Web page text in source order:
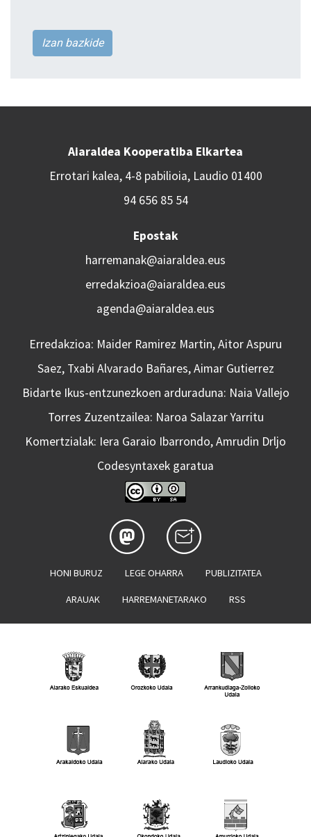
Izan bazkide
Aiaraldea Kooperatiba Elkartea
Errotari kalea, 4-8 pabilioia, Laudio 01400
94 656 85 54
Epostak
harremanak@aiaraldea.eus
erredakzioa@aiaraldea.eus
agenda@aiaraldea.eus
Erredakzioa: Maider Ramirez Martin, Aitor Aspuru
Saez, Txabi Alvarado Bañares, Aimar Gutierrez
Bidarte Ikus-entzunezkoen arduraduna: Naia Vallejo
Torres Zuzentzailea: Naroa Salazar Yarritu
Komertzialak: Iera Garaio Ibarrondo, Amrudin Drljo
Codesyntaxek garatua
HONI BURUZ LEGE OHARRA PUBLIZITATEA
ARAUAK HARREMANETARAKO RSS